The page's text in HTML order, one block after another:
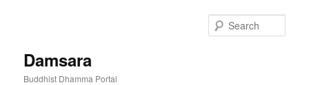
Damsara
Buddhist Dhamma Portal